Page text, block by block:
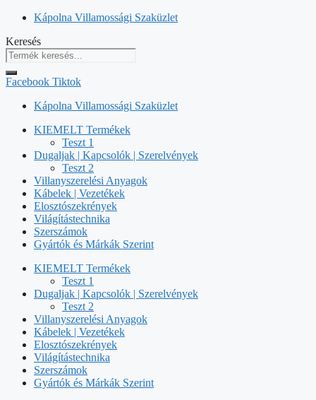
Kilépés
tartalomba
Kápolna Villamossági Szaküzlet
Keresés
Facebook Tiktok
Kápolna Villamossági Szaküzlet
KIEMELT Termékek
Teszt 1
Dugaljak | Kapcsolók | Szerelvények
Teszt 2
Villanyszerelési Anyagok
Kábelek | Vezetékek
Elosztószekrények
Világítástechnika
Szerszámok
Gyártók és Márkák Szerint
KIEMELT Termékek
Teszt 1
Dugaljak | Kapcsolók | Szerelvények
Teszt 2
Villanyszerelési Anyagok
Kábelek | Vezetékek
Elosztószekrények
Világítástechnika
Szerszámok
Gyártók és Márkák Szerint